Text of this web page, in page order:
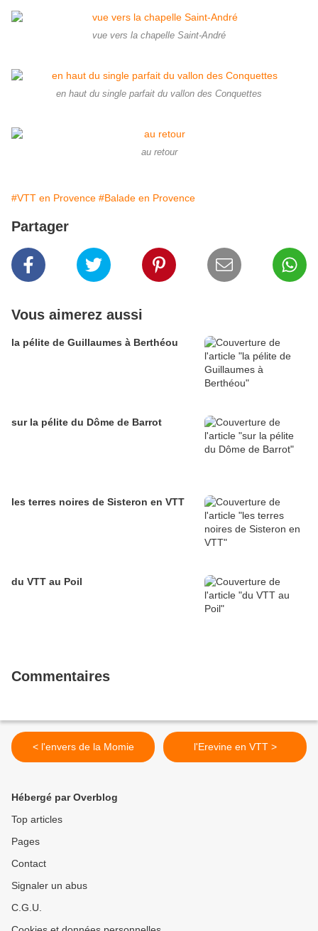
vue vers la chapelle Saint-André
en haut du single parfait du vallon des Conquettes
au retour
#VTT en Provence #Balade en Provence
Partager
Vous aimerez aussi
la pélite de Guillaumes à Berthéou
sur la pélite du Dôme de Barrot
les terres noires de Sisteron en VTT
du VTT au Poil
Commentaires
< l'envers de la Momie l'Erevine en VTT >
Hébergé par Overblog
Top articles
Pages
Contact
Signaler un abus
C.G.U.